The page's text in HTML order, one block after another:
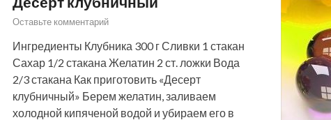
Оставьте комментарий
Ингредиенты Клубника 300 г Сливки 1 стакан
Сахар 1/2 стакана Желатин 2 ст. ложки Вода
2/3 стакана Как приготовить «Десерт
клубничный» Берем желатин, заливаем
холодной кипяченой водой и убираем его в